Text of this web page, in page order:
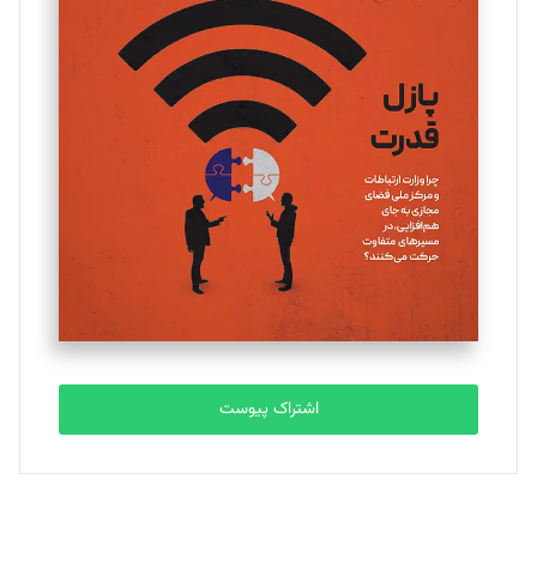
یسنا امان‌پور
تحریریه
ملینا جعفری
تحریریه
مصطفی مسجدی آرانی
تحریریه
بابک نقاش
تحریریه
اشتراک پیوست